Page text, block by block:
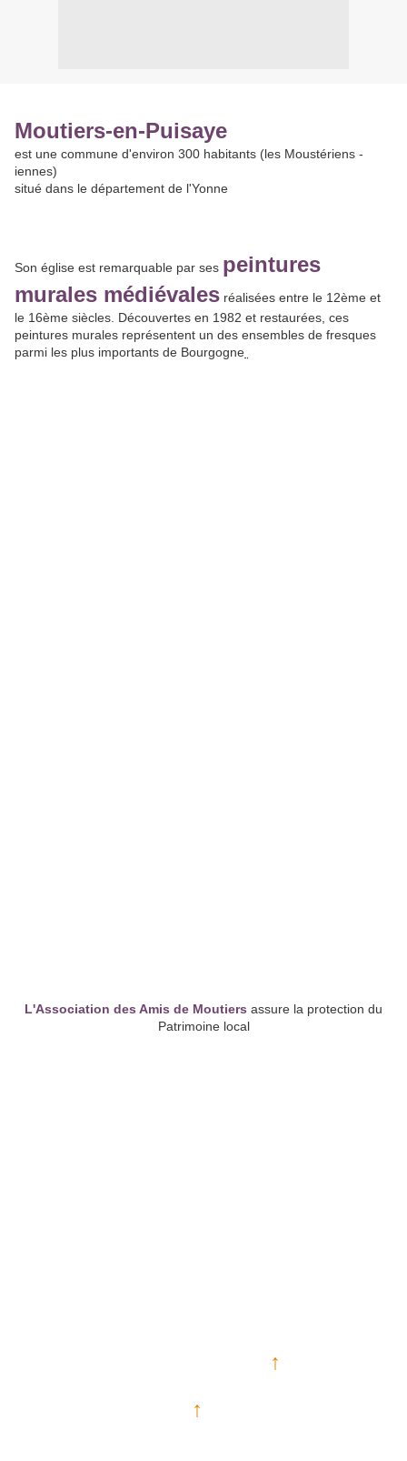
Moutiers-en-Puisaye
est une commune d'environ 300 habitants (les Moustériens -
iennes)
situé dans le département de l'Yonne
Son église est remarquable par ses peintures
murales médiévales réalisées entre le 12ème et
le 16ème siècles. Découvertes en 1982 et restaurées, ces
peintures murales représentent un des ensembles de fresques
parmi les plus importants de Bourgogne
L'Association des Amis de Moutiers assure la protection du
Patrimoine local
↑
↑